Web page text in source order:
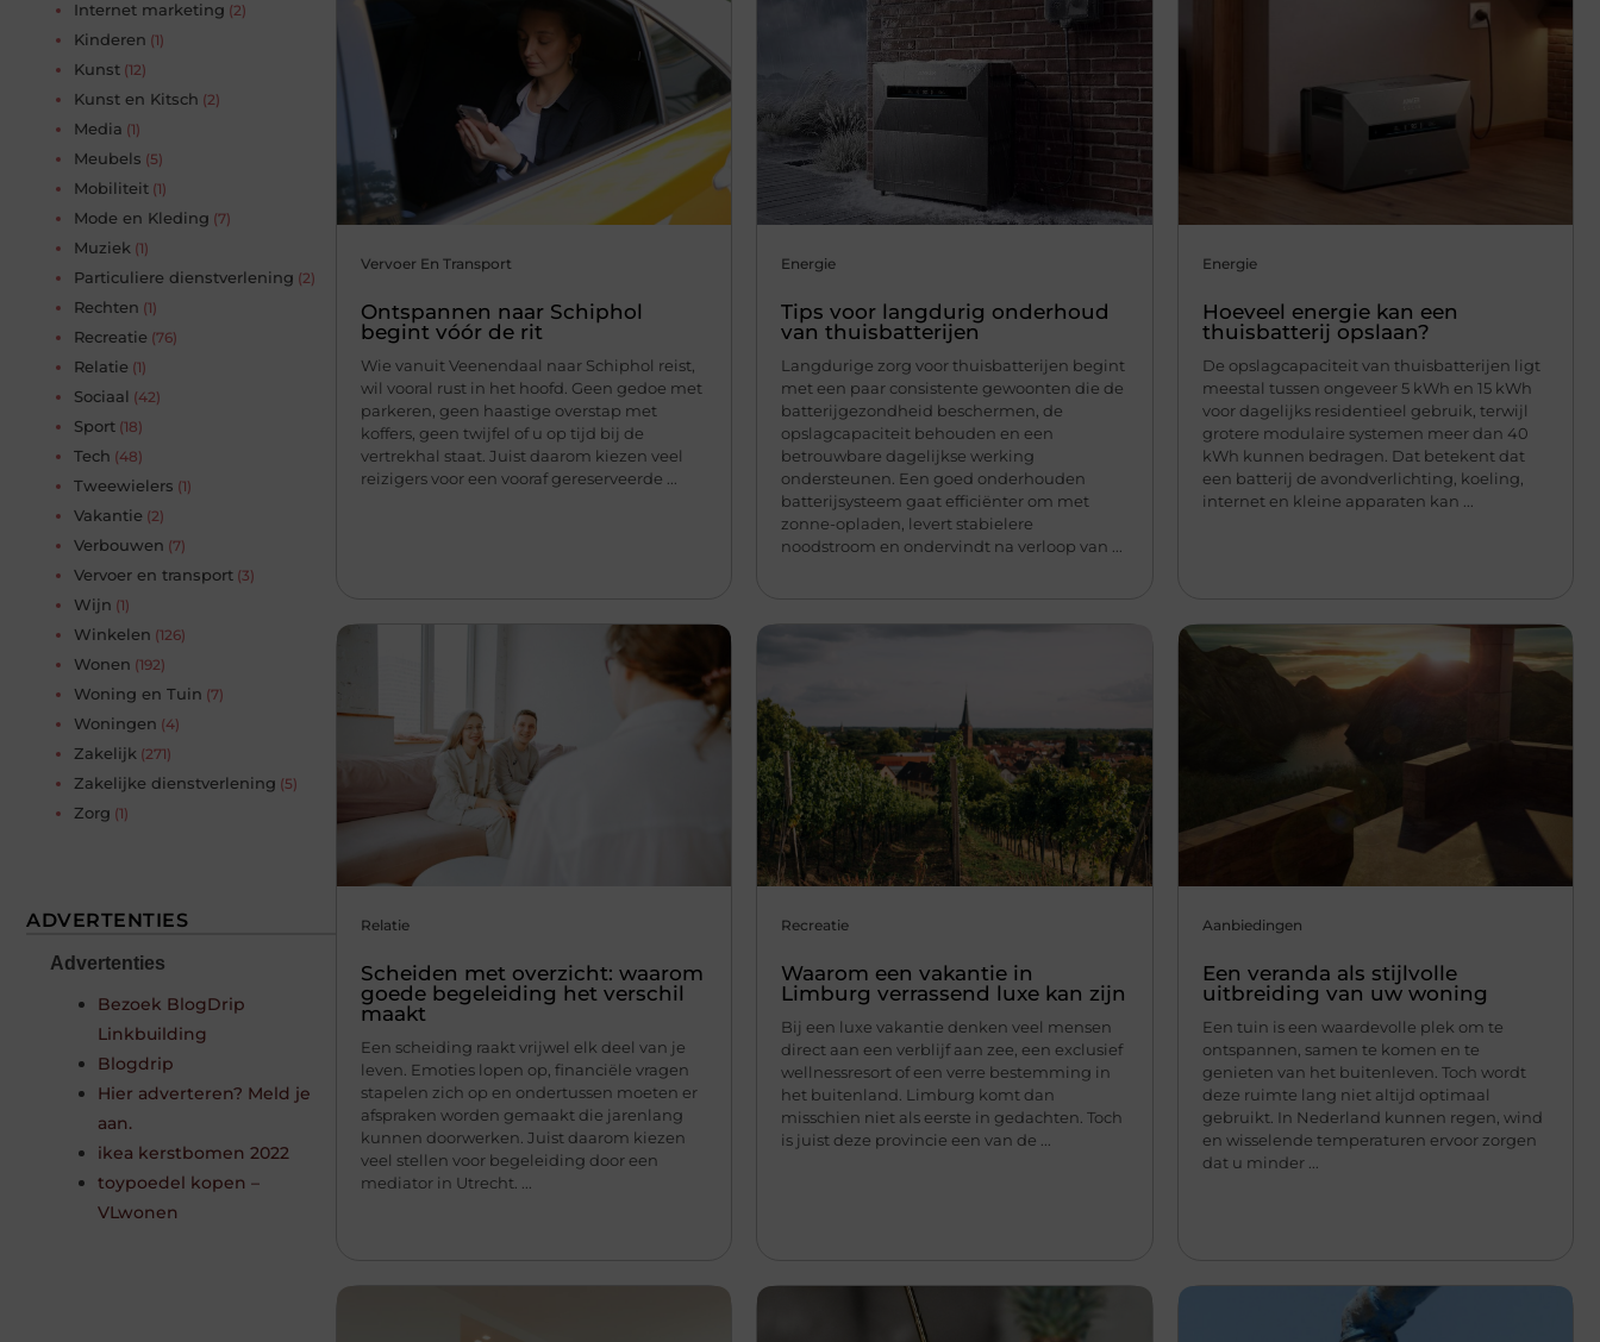
Vervoer En Transport
Ontspannen naar Schiphol
begint vóór de rit
Wie vanuit Veenendaal naar Schiphol reist,
wil vooral rust in het hoofd. Geen gedoe met
parkeren, geen haastige overstap met
koffers, geen twijfel of u op tijd bij de
vertrekhal staat. Juist daarom kiezen veel
reizigers voor een vooraf gereserveerde ...
Energie
Tips voor langdurig onderhoud
van thuisbatterijen
Langdurige zorg voor thuisbatterijen begint
met een paar consistente gewoonten die de
batterijgezondheid beschermen, de
opslagcapaciteit behouden en een
betrouwbare dagelijkse werking
ondersteunen. Een goed onderhouden
batterijsysteem gaat efficiënter om met
zonne-opladen, levert stabielere
noodstroom en ondervindt na verloop van ...
Energie
Hoeveel energie kan een
thuisbatterij opslaan?
De opslagcapaciteit van thuisbatterijen ligt
meestal tussen ongeveer 5 kWh en 15 kWh
voor dagelijks residentieel gebruik, terwijl
grotere modulaire systemen meer dan 40
kWh kunnen bedragen. Dat betekent dat
een batterij de avondverlichting, koeling,
internet en kleine apparaten kan ...
Relatie
Scheiden met overzicht: waarom
goede begeleiding het verschil
maakt
Een scheiding raakt vrijwel elk deel van je
leven. Emoties lopen op, financiële vragen
stapelen zich op en ondertussen moeten er
afspraken worden gemaakt die jarenlang
kunnen doorwerken. Juist daarom kiezen
veel stellen voor begeleiding door een
mediator in Utrecht. ...
Recreatie
Waarom een vakantie in
Limburg verrassend luxe kan zijn
Bij een luxe vakantie denken veel mensen
direct aan een verblijf aan zee, een exclusief
wellnessresort of een verre bestemming in
het buitenland. Limburg komt dan
misschien niet als eerste in gedachten. Toch
is juist deze provincie een van de ...
Aanbiedingen
Een veranda als stijlvolle
uitbreiding van uw woning
Een tuin is een waardevolle plek om te
ontspannen, samen te komen en te
genieten van het buitenleven. Toch wordt
deze ruimte lang niet altijd optimaal
gebruikt. In Nederland kunnen regen, wind
en wisselende temperaturen ervoor zorgen
dat u minder ...
Internet marketing (2)
Kinderen (1)
Kunst (12)
Kunst en Kitsch (2)
Media (1)
Meubels (5)
Mobiliteit (1)
Mode en Kleding (7)
Muziek (1)
Particuliere dienstverlening (2)
Rechten (1)
Recreatie (76)
Relatie (1)
Sociaal (42)
Sport (18)
Tech (48)
Tweewielers (1)
Vakantie (2)
Verbouwen (7)
Vervoer en transport (3)
Wijn (1)
Winkelen (126)
Wonen (192)
Woning en Tuin (7)
Woningen (4)
Zakelijk (271)
Zakelijke dienstverlening (5)
Zorg (1)
ADVERTENTIES
Advertenties
Bezoek BlogDrip
Linkbuilding
Blogdrip
Hier adverteren? Meld je
aan.
ikea kerstbomen 2022
toypoedel kopen –
VLwonen